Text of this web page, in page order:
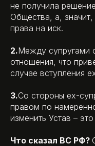
не получила
Общества, а,
права на иск.
2.Между супругами
отношения, что
случае вступления
3.Со стороны ех-
правом по
изменить Устав –
Что сказал ВС РФ?